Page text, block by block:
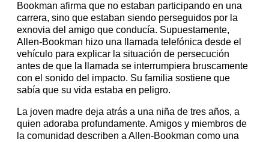
Bookman afirma que no estaban participando en una
carrera, sino que estaban siendo perseguidos por la
exnovia del amigo que conducía. Supuestamente,
Allen-Bookman hizo una llamada telefónica desde el
vehículo para explicar la situación de persecución
antes de que la llamada se interrumpiera bruscamente
con el sonido del impacto. Su familia sostiene que
sabía que su vida estaba en peligro.
La joven madre deja atrás a una niña de tres años, a
quien adoraba profundamente. Amigos y miembros de
la comunidad describen a Allen-Bookman como una